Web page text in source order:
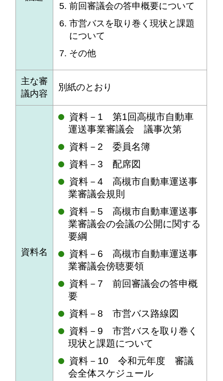
前回審議会の答申概要について
市営バスを取り巻く現状と課題
について
その他
主な審
議内容
別紙のとおり
資料名
資料－1 第1回高槻市自動車
運送事業審議会 議事次第
資料－2 委員名簿
資料－3 配席図
資料－4 高槻市自動車運送事
業審議会規則
資料－5 高槻市自動車運送事
業審議会の会議の公開に関する
要綱
資料－6 高槻市自動車運送事
業審議会傍聴要領
資料－7 前回審議会の答申概
要
資料－8 市営バス路線図
資料－9 市営バスを取り巻く
現状と課題について
資料－10 令和元年度 審議
会全体スケジュール